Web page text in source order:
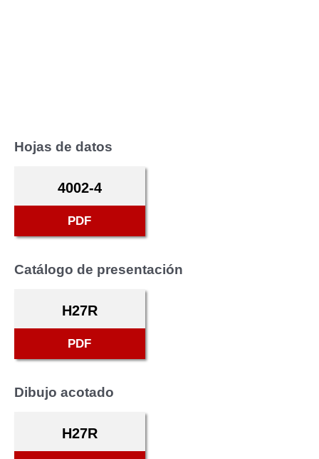
Hojas de datos
4002-4
PDF
Catálogo de presentación
H27R
PDF
Dibujo acotado
H27R